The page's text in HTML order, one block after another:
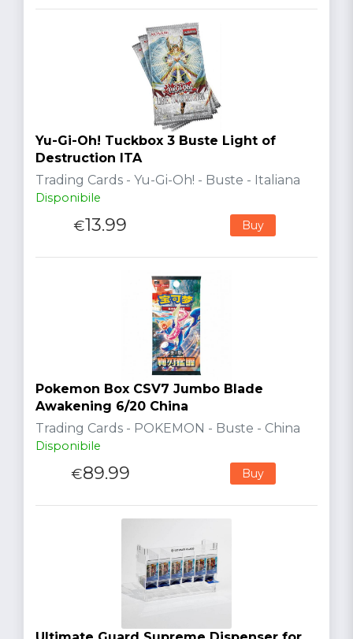
Yu-Gi-Oh! Tuckbox 3 Buste Light of
Destruction ITA
Trading Cards - Yu-Gi-Oh! - Buste - Italiana
Disponibile
€13.99 Buy
Pokemon Box CSV7 Jumbo Blade
Awakening 6/20 China
Trading Cards - POKEMON - Buste - China
Disponibile
€89.99 Buy